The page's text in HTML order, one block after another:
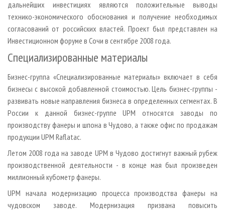
дальнейших инвестициях являются положительные выводы
технико-экономического обоснования и получение необходимых
согласований от российских властей. Проект был представлен на
Инвестиционном форуме в Сочи в сентябре 2008 года.
Специализированные материалы
Бизнес-группа «Специализированные материалы» включает в себя
бизнесы с высокой добавленной стоимостью. Цель бизнес-группы -
развивать новые направления бизнеса в определенных сегментах. В
России к данной бизнес-группе UPM относятся заводы по
производству фанеры и шпона в Чудово, а также офис по продажам
продукции UPM Raflatac.
Летом 2008 года на заводе UPM в Чудово достигнут важный рубеж
производственной деятельности - в конце мая был произведен
миллионный кубометр фанеры.
UPM начала модернизацию процесса производства фанеры на
чудовском заводе. Модернизация призвана повысить